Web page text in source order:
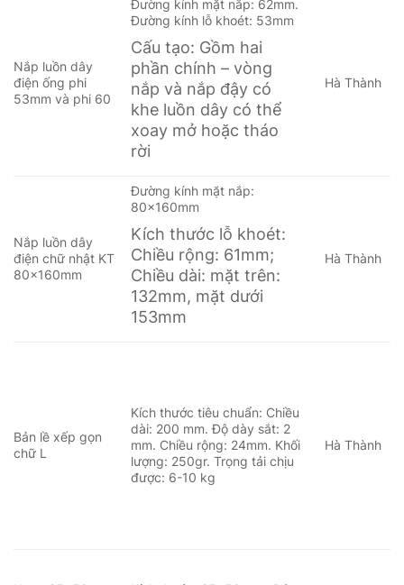
Nắp luồn dây
điện ống phi
53mm và phi 60
Đường kính mặt nắp: 62mm.
Đường kính lỗ khoét: 53mm
Cấu tạo: Gồm hai
phần chính – vòng
nắp và nắp đậy có
khe luồn dây có thể
xoay mở hoặc tháo
rời
Hà Thành
Nắp luồn dây
điện chữ nhật KT
80x160mm
Đường kính mặt nắp:
80x160mm
Kích thước lỗ khoét:
Chiều rộng: 61mm;
Chiều dài: mặt trên:
132mm, mặt dưới
153mm
Hà Thành
Bản lề xếp gọn
chữ L
Kích thước tiêu chuẩn: Chiều
dài: 200 mm.Độ dày sắt: 2
mm. Chiều rộng: 24mm. Khối
lượng: 250gr.Trọng tải chịu
được: 6-10 kg
Hà Thành